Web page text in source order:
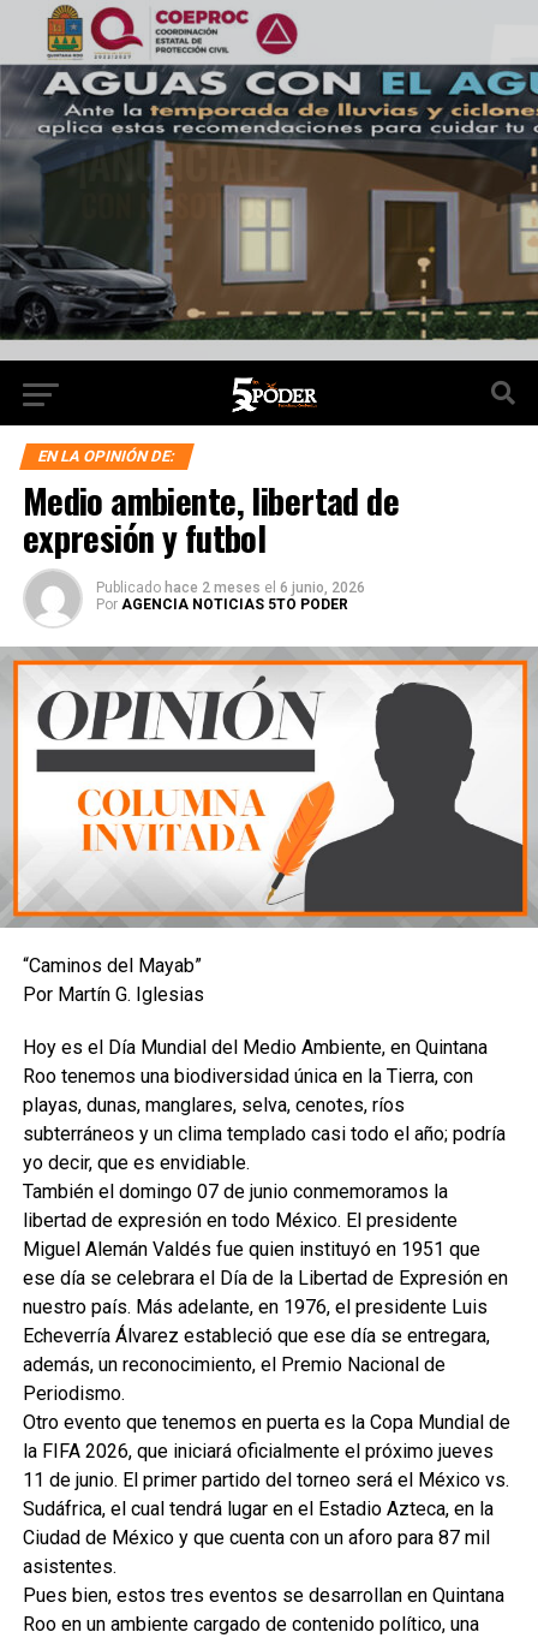
EN LA OPINIÓN DE:
Medio ambiente, libertad de
expresión y futbol
Publicado hace 2 meses el 6 junio, 2026
Por AGENCIA NOTICIAS 5TO PODER
“Caminos del Mayab”
Por Martín G. Iglesias
Hoy es el Día Mundial del Medio Ambiente, en Quintana
Roo tenemos una biodiversidad única en la Tierra, con
playas, dunas, manglares, selva, cenotes, ríos
subterráneos y un clima templado casi todo el año; podría
yo decir, que es envidiable.
También el domingo 07 de junio conmemoramos la
libertad de expresión en todo México. El presidente
Miguel Alemán Valdés fue quien instituyó en 1951 que
ese día se celebrara el Día de la Libertad de Expresión en
nuestro país. Más adelante, en 1976, el presidente Luis
Echeverría Álvarez estableció que ese día se entregara,
además, un reconocimiento, el Premio Nacional de
Periodismo.
Otro evento que tenemos en puerta es la Copa Mundial de
la FIFA 2026, que iniciará oficialmente el próximo jueves
11 de junio. El primer partido del torneo será el México vs.
Sudáfrica, el cual tendrá lugar en el Estadio Azteca, en la
Ciudad de México y que cuenta con un aforo para 87 mil
asistentes.
Pues bien, estos tres eventos se desarrollan en Quintana
Roo en un ambiente cargado de contenido político, una